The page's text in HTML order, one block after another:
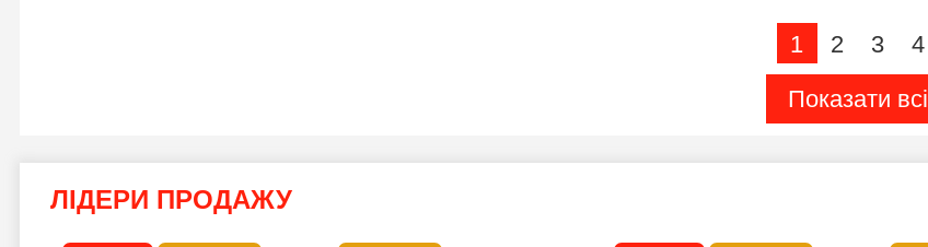
1 2 3
4
Показати всі
ЛІДЕРИ ПРОДАЖУ